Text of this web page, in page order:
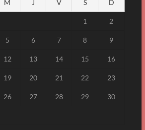
M J V S D
1 2
5 6 7 8 9
12 13 14 15 16
19 20 21 22 23
26 27 28 29 30